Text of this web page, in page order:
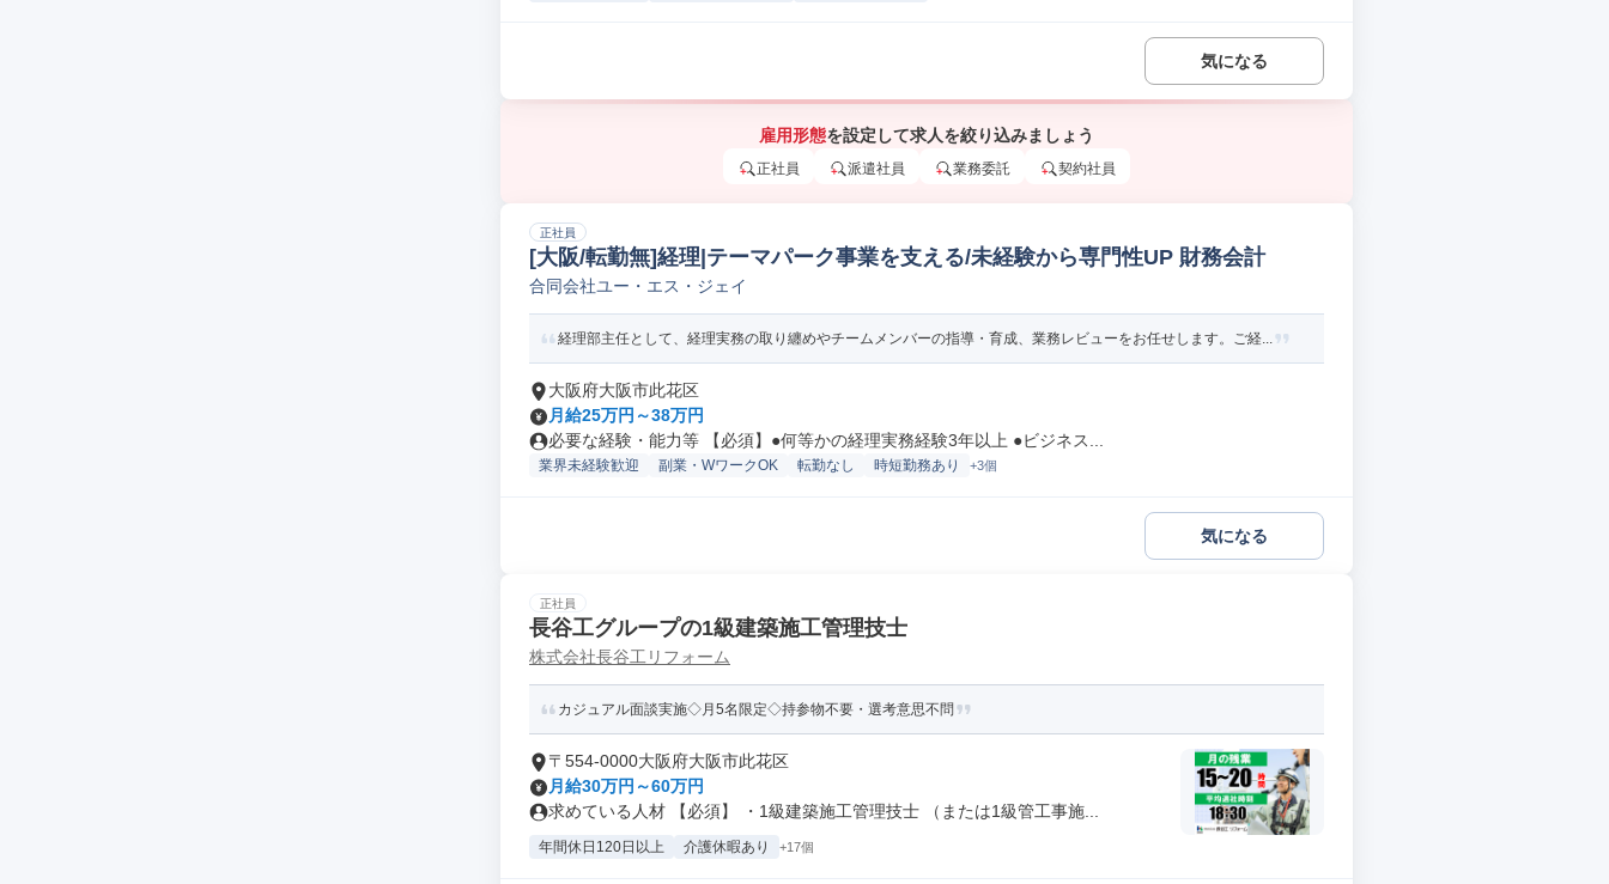
気になる
雇用形態を設定して求人を絞り込みましょう
正社員 派遣社員 業務委託 契約社員
正社員
[大阪/転勤無]経理|テーマパーク事業を支える/未経験から専門性UP 財務会計
合同会社ユー・エス・ジェイ
経理部主任として、経理実務の取り纏めやチームメンバーの指導・育成、業務レビューをお任せします。ご経...
大阪府大阪市此花区
月給25万円～38万円
必要な経験・能力等 【必須】●何等かの経理実務経験3年以上 ●ビジネス...
業界未経験歓迎 副業・WワークOK 転勤なし 時短勤務あり +3個
気になる
正社員
長谷工グループの1級建築施工管理技士
株式会社長谷工リフォーム
カジュアル面談実施◇月5名限定◇持参物不要・選考意思不問
〒554-0000大阪府大阪市此花区
月給30万円～60万円
求めている人材 【必須】 ・1級建築施工管理技士 （または1級管工事施...
年間休日120日以上 介護休暇あり +17個